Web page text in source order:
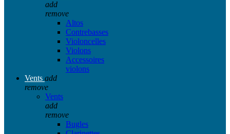
add
remove
Altos
Contrebasses
Violoncelles
Violons
Accessoires
violons
Vents add
remove
Vents
add
remove
Bugles